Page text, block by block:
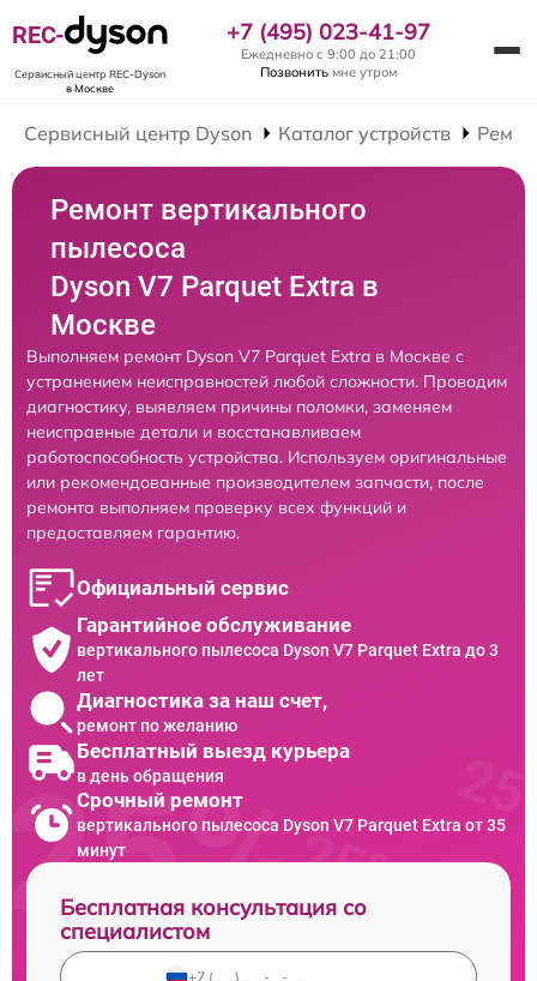
REC-
Сервисный центр REC-Dyson
в Москве
+7 (495) 023-41-97
Ежедневно с 9:00 до 21:00
Позвонить мне утром
Сервисный центр Dyson Каталог устройств
Ремонт вертикального
пылесоса
Dyson V7 Parquet Extra в
Москве
Выполняем ремонт Dyson V7 Parquet Extra в Москве с
устранением неисправностей любой сложности. Проводим
диагностику, выявляем причины поломки, заменяем
неисправные детали и восстанавливаем
работоспособность устройства. Используем оригинальные
или рекомендованные производителем запчасти, после
ремонта выполняем проверку всех функций и
предоставляем гарантию.
Официальный сервис
Гарантийное обслуживание
вертикального пылесоса Dyson V7 Parquet Extra до 3
лет
Диагностика за наш счет,
ремонт по желанию
Бесплатный выезд курьера
в день обращения
Срочный ремонт
вертикального пылесоса Dyson V7 Parquet Extra от 35
минут
Бесплатная консультация со
специалистом